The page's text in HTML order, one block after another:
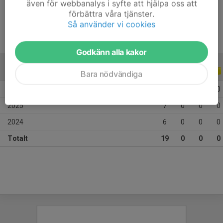
11 år
ALLA ÅR
0
2025 7 0 0 0
2024 6 0 0 0
Totalt 19 0 0 0
även för webbanalys i syfte att hjälpa oss att
förbättra våra tjänster.
Så använder vi cookies
Godkänn alla kakor
Bara nödvändiga